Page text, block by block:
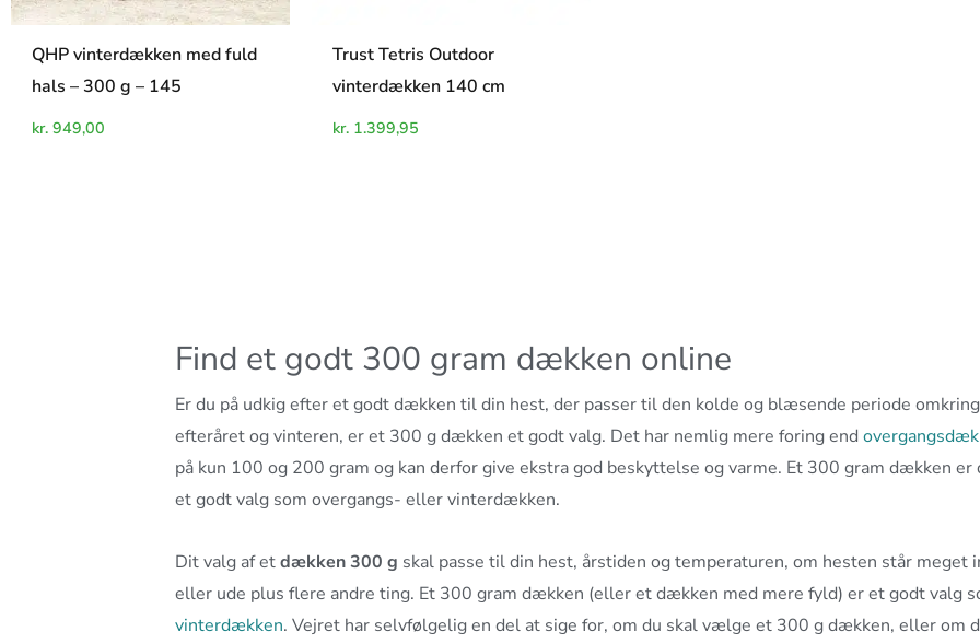
QHP vinterdækken med fuld
hals – 300 g – 145
kr. 949,00
Trust Tetris Outdoor
vinterdækken 140 cm
kr. 1.399,95
Find et godt 300 gram dækken online
Er du på udkig efter et godt dækken til din hest, der passer til den kolde og blæsende periode omkring
efteråret og vinteren, er et 300 g dækken et godt valg. Det har nemlig mere foring end
på kun 100 og 200 gram og kan derfor give ekstra god beskyttelse og varme. Et 300 gram dækken er
et godt valg som overgangs- eller vinterdækken.
Dit valg af etdækken 300 g skal passe til din hest, årstiden og temperaturen, om hesten står meget
eller ude plus flere andre ting. Et 300 gram dækken (eller et dækken med mere fyld) er et godt valg
vinterdækken. Vejret har selvfølgelig en del at sige for, om du skal vælge et 300 g dækken, eller om